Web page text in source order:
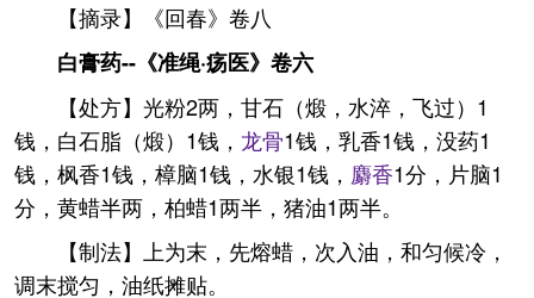
【摘录】《回春》卷八
白膏药--《准绳·疡医》卷六
【处方】光粉2两，甘石（煅，水淬，飞过）1
钱，白石脂（煅）1钱， 龙骨1钱，乳香1钱，没药1
钱，枫香1钱，樟脑1钱，水银1钱， 麝香1分，片脑1
分，黄蜡半两，柏蜡1两半，猪油1两半。
【制法】上为末，先熔蜡，次入油，和匀候冷，
调末搅匀，油纸摊贴。